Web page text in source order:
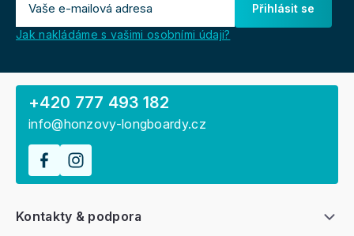
Přihlásit se
Jak nakládáme s vašimi osobními údaji?
Kontakty & podpora
+420 777 493 182
info@honzovy-longboardy.cz